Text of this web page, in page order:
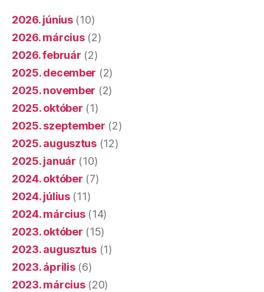
2026. június(10)
2026. március(2)
2026. február (2)
2025. december (2)
2025. november (2)
2025. október (1)
2025. szeptember (2)
2025. augusztus(12)
2025. január (10)
2024. október (7)
2024. július(11)
2024. március(14)
2023. október (15)
2023. augusztus(1)
2023. április(6)
2023. március(20)